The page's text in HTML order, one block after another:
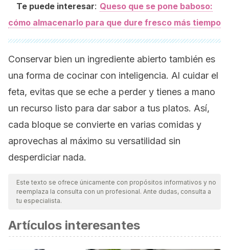
Te puede interesar: Queso que se pone baboso:
cómo almacenarlo para que dure fresco más tiempo
Conservar bien un ingrediente abierto también es
una forma de cocinar con inteligencia. Al cuidar el
feta, evitas que se eche a perder y tienes a mano
un recurso listo para dar sabor a tus platos. Así,
cada bloque se convierte en varias comidas y
aprovechas al máximo su versatilidad sin
desperdiciar nada.
Este texto se ofrece únicamente con propósitos informativos y no
reemplaza la consulta con un profesional. Ante dudas, consulta a
tu especialista.
Artículos interesantes